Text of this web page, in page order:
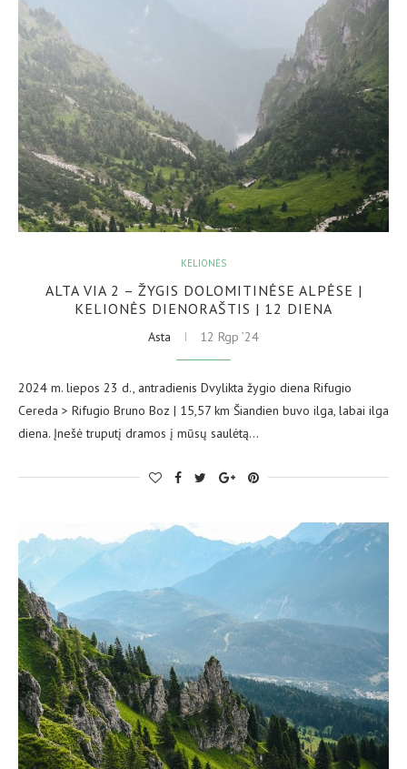
KELIONĖS
ALTA VIA 2 – ŽYGIS DOLOMITINĖSE ALPĖSE |
KELIONĖS DIENORAŠTIS | 12 DIENA
Asta 12 Rgp ’24
2024 m. liepos 23 d., antradienis Dvylikta žygio diena Rifugio
Cereda > Rifugio Bruno Boz | 15,57 km Šiandien buvo ilga, labai ilga
diena. Įnešė truputį dramos į mūsų saulėtą…